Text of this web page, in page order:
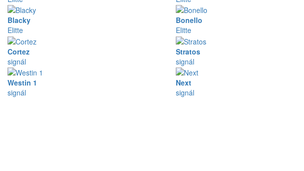
Blacky
Elitte
Bonello
Elitte
Cortez
signál
Stratos
signál
Westin 1
signál
Next
signál